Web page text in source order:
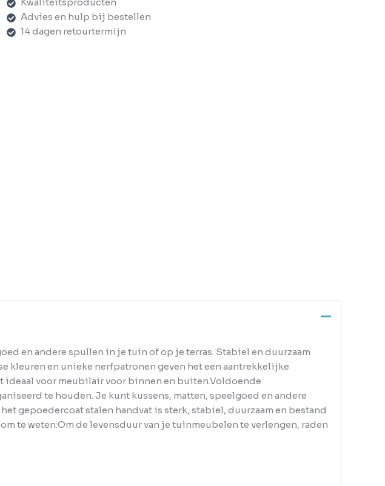
Advies en hulp bij bestellen
14 dagen retourtermijn
en andere spullen in je tuin of op je terras. Stabiel en duurzaam
kleuren en unieke nerfpatronen geven het een aantrekkelijke
voor meubilair voor binnen en buiten.Voldoende
te houden. Je kunt kussens, matten, speelgoed en andere
gepoedercoat stalen handvat is sterk, stabiel, duurzaam en bestand
te weten:Om de levensduur van je tuinmeubelen te verlengen, raden